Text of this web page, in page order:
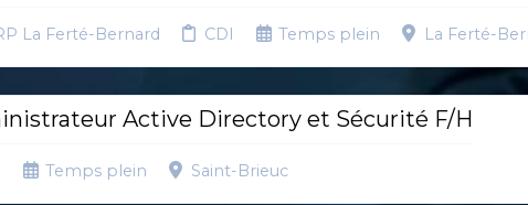
La Ferté-Bernard CDI Temps plein La Ferté-
Active Directory et Sécurité F/H
Temps plein Saint-Brieuc